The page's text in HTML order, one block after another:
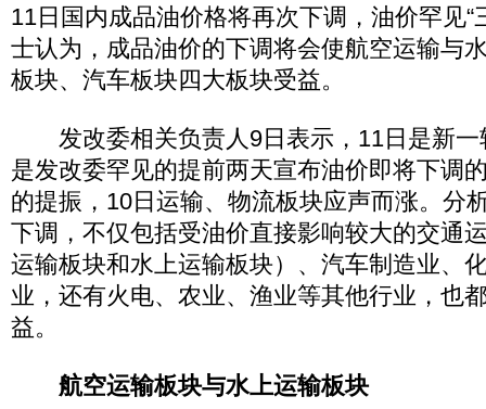
11日国内成品油价格将再次下调，油价罕见“
士认为，成品油价的下调将会使航空运输与
板块、汽车板块四大板块受益。
发改委相关负责人9日表示，11日是新一
是发改委罕见的提前两天宣布油价即将下调
的提振，10日运输、物流板块应声而涨。分
下调，不仅包括受油价直接影响较大的交通
运输板块和水上运输板块）、汽车制造业、
业，还有火电、农业、渔业等其他行业，也
益。
航空运输板块与水上运输板块